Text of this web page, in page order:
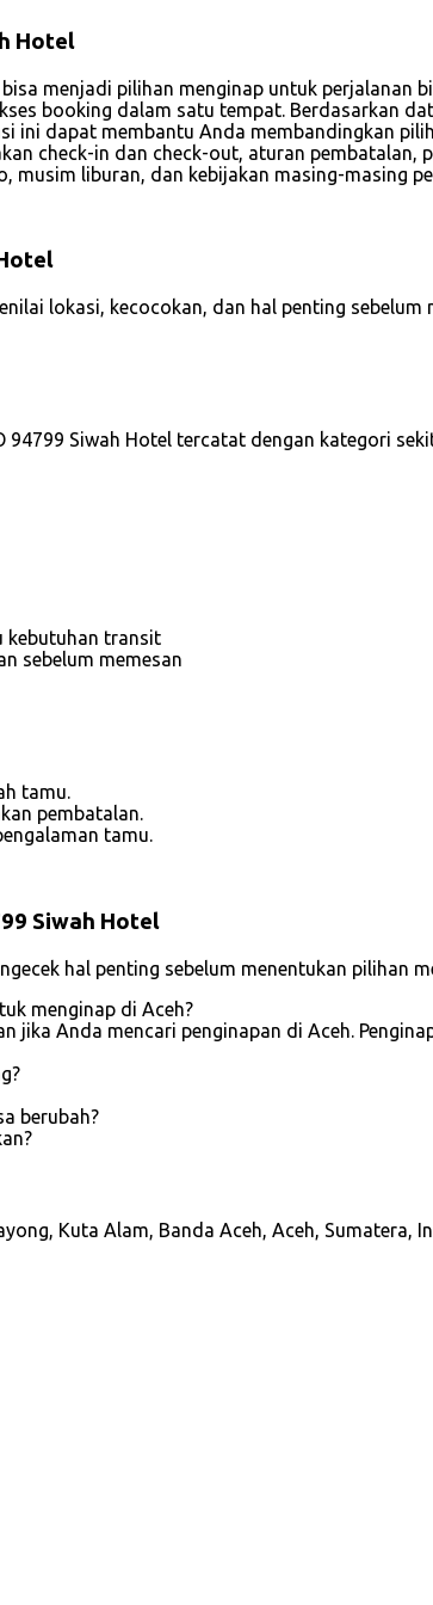
Hotel
menjadi pilihan menginap untuk
booking dalam satu tempat. Berdasarkan
ini dapat membantu Anda membandingkan
check-in dan check-out, aturan
musim liburan, dan kebijakan masing-masing
lokasi, kecocokan, dan hal penting sebelum
94799 Siwah Hotel tercatat dengan kategori
kebutuhan transit
sebelum memesan
tamu.
pembatalan.
tamu.
Siwah Hotel
hal penting sebelum menentukan pilihan
menginap di Aceh?
jika Anda mencari penginapan di Aceh.
berubah?
Kuta Alam, Banda Aceh, Aceh, Sumatera,